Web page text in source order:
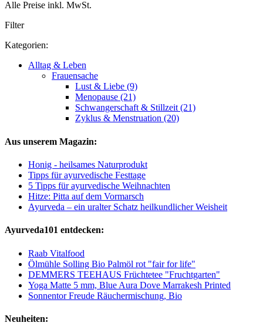
Alle Preise inkl. MwSt.
Filter
Kategorien:
Alltag & Leben
Frauensache
Lust & Liebe (9)
Menopause (21)
Schwangerschaft & Stillzeit (21)
Zyklus & Menstruation (20)
Aus unserem Magazin:
Honig - heilsames Naturprodukt
Tipps für ayurvedische Festtage
5 Tipps für ayurvedische Weihnachten
Hitze: Pitta auf dem Vormarsch
Ayurveda – ein uralter Schatz heilkundlicher Weisheit
Ayurveda101 entdecken:
Raab Vitalfood
Ölmühle Solling Bio Palmöl rot "fair for life"
DEMMERS TEEHAUS Früchtetee "Fruchtgarten"
Yoga Matte 5 mm, Blue Aura Dove Marrakesh Printed
Sonnentor Freude Räuchermischung, Bio
Neuheiten: